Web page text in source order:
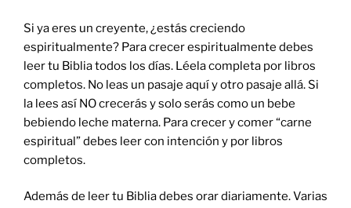
Si ya eres un creyente, ¿estás creciendo
espiritualmente? Para crecer espiritualmente debes
leer tu Biblia todos los días. Léela completa por libros
completos. No leas un pasaje aquí y otro pasaje allá. Si
la lees así NO crecerás y solo serás como un bebe
bebiendo leche materna. Para crecer y comer “carne
espiritual” debes leer con intención y por libros
completos.
Además de leer tu Biblia debes orar diariamente. Varias